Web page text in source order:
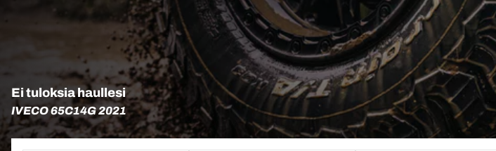
Ei tuloksia haullesi
IVECO 65C14G 2021